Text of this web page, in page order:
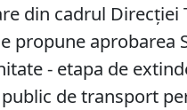
din cadrul Direcţiei
propune aprobarea
- etapa de
de transport